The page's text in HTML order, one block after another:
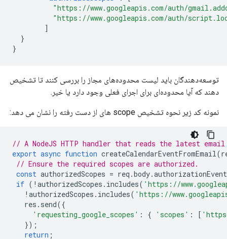
"https://www.googleapis.com/auth/
"https://www.googleapis.com/auth/
]
}
}
توسعه‌دهندگان باید لیست محدوده‌های مجاز را بررسی کنند تا تشخیص
دهند که آیا محدوده‌ای برای اجرای فعلی وجود دارد یا خیر.
نمونه کد زیر نحوه تشخیص scope های از دست رفته را نشان می دهد:
// A NodeJS HTTP handler that reads the latest
export async function createCalendarEventFromEmail(
// Ensure the required scopes are authorized.
const authorizedScopes = req .body.
if ( ! authorizedScopes . includes( 'https://
! authorizedScopes . includes( 'https://
res . send({
'requesting_google_scopes' : { 'scopes' : [
});
return ;